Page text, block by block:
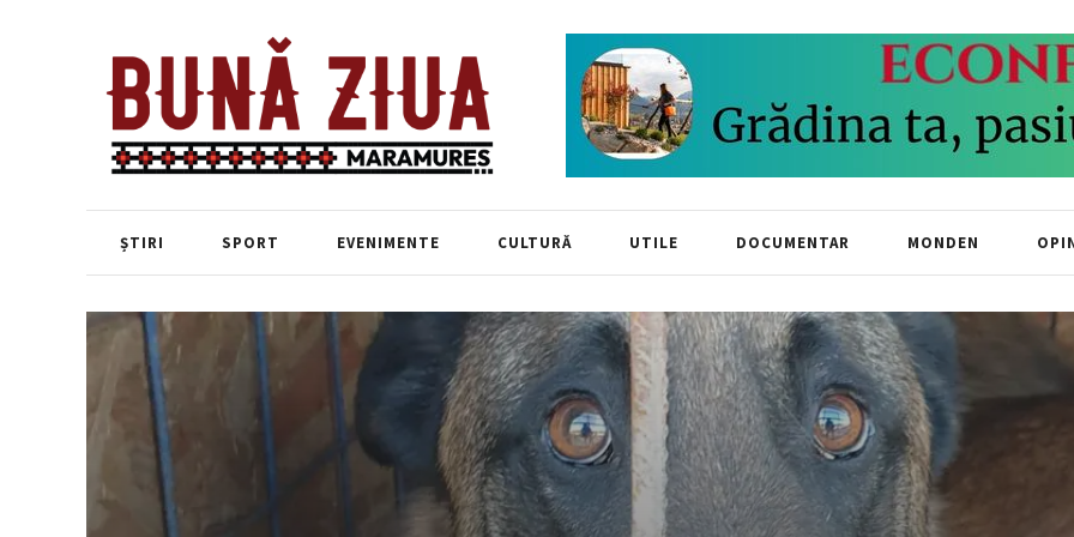
ȘTIRI SPORT EVENIMENTE CULTURĂ UTILE DOCUMENTAR MONDEN